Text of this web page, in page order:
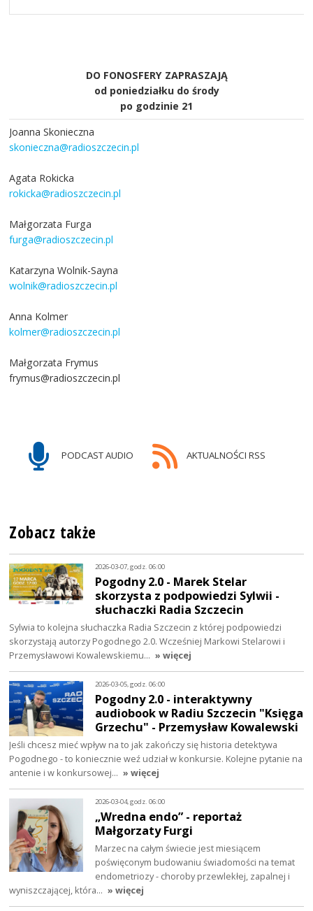
DO FONOSFERY ZAPRASZAJĄ
od poniedziałku do środy
po godzinie 21
Joanna Skonieczna
skonieczna@radioszczecin.pl
Agata Rokicka
rokicka@radioszczecin.pl
Małgorzata Furga
furga@radioszczecin.pl
Katarzyna Wolnik-Sayna
wolnik@radioszczecin.pl
Anna Kolmer
kolmer@radioszczecin.pl
Małgorzata Frymus
frymus@radioszczecin.pl
PODCAST AUDIO AKTUALNOŚCI RSS
Zobacz także
2026-03-07, godz. 06:00
Pogodny 2.0 - Marek Stelar
skorzysta z podpowiedzi Sylwii -
słuchaczki Radia Szczecin
Sylwia to kolejna słuchaczka Radia Szczecin z której podpowiedzi
skorzystają autorzy Pogodnego 2.0. Wcześniej Markowi Stelarowi i
Przemysławowi Kowalewskiemu… » więcej
2026-03-05, godz. 06:00
Pogodny 2.0 - interaktywny
audiobook w Radiu Szczecin "Księga
Grzechu" - Przemysław Kowalewski
Jeśli chcesz mieć wpływ na to jak zakończy się historia detektywa
Pogodnego - to koniecznie weź udział w konkursie. Kolejne pytanie na
antenie i w konkursowej… » więcej
2026-03-04, godz. 06:00
„Wredna endo” - reportaż
Małgorzaty Furgi
Marzec na całym świecie jest miesiącem
poświęconym budowaniu świadomości na temat
endometriozy - choroby przewlekłej, zapalnej i
wyniszczającej, która… » więcej